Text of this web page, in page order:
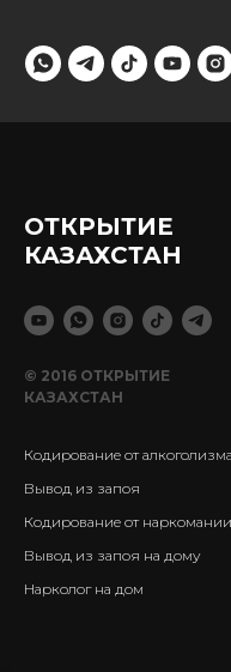
ОТКРЫТИЕ
КАЗАХСТАН
© 2016 ОТКРЫТИЕ
КАЗАХСТАН
Кодирование от алкоголизма
Вывод из запоя
Кодирование от наркомании
Вывод из запоя на дому
Нарколог на дом